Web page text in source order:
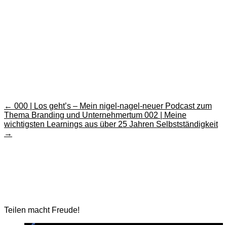
← 000 | Los geht’s – Mein nigel-nagel-neuer Podcast zum
Thema Branding und Unternehmertum 002 | Meine
wichtigsten Learnings aus über 25 Jahren Selbstständigkeit
→
Teilen macht Freude!